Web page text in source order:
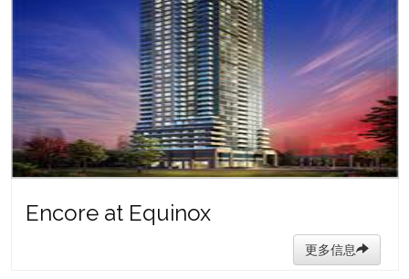
Encore at Equinox
更多信息